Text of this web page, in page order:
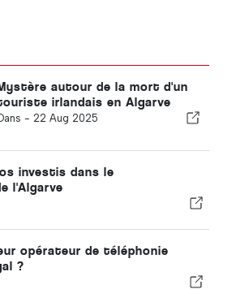
autour de la mort d'un
irlandais en Algarve
- 22 Aug 2025
investis dans le
l'Algarve
opérateur de téléphonie
?